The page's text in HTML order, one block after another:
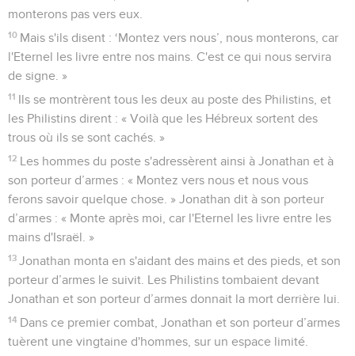
monterons pas vers eux.
10 Mais s'ils disent : ‘Montez vers nous’, nous monterons, car
l'Eternel les livre entre nos mains. C'est ce qui nous servira
de signe. »
11 Ils se montrèrent tous les deux au poste des Philistins, et
les Philistins dirent : « Voilà que les Hébreux sortent des
trous où ils se sont cachés. »
12 Les hommes du poste s'adressèrent ainsi à Jonathan et à
son porteur d’armes : « Montez vers nous et nous vous
ferons savoir quelque chose. » Jonathan dit à son porteur
d’armes : « Monte après moi, car l'Eternel les livre entre les
mains d'Israël. »
13 Jonathan monta en s'aidant des mains et des pieds, et son
porteur d’armes le suivit. Les Philistins tombaient devant
Jonathan et son porteur d’armes donnait la mort derrière lui.
14 Dans ce premier combat, Jonathan et son porteur d’armes
tuèrent une vingtaine d'hommes, sur un espace limité.